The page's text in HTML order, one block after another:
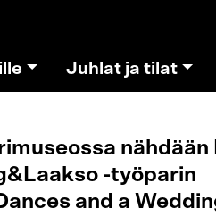
Juhlat ja tilat
nähdään
-työparin
and a